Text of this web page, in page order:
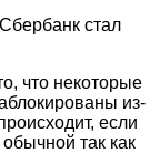
стал
что некоторые
из-
если
так как